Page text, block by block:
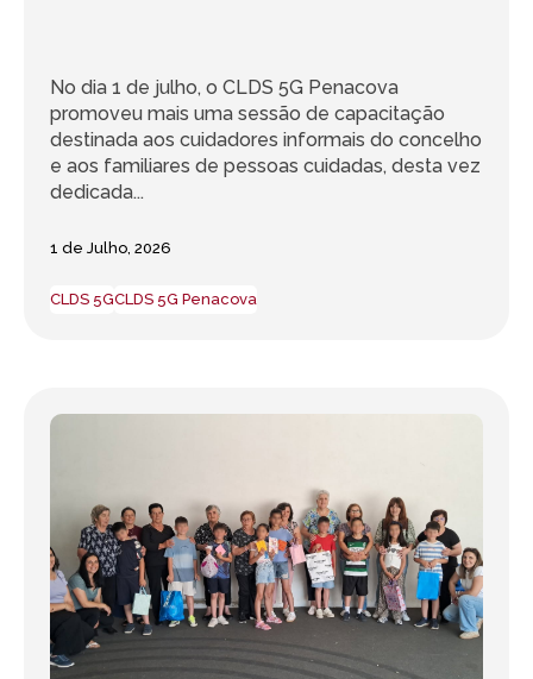
No dia 1 de julho, o CLDS 5G Penacova
promoveu mais uma sessão de capacitação
destinada aos cuidadores informais do concelho
e aos familiares de pessoas cuidadas, desta vez
dedicada...
1 de Julho, 2026
CLDS 5GCLDS 5G Penacova